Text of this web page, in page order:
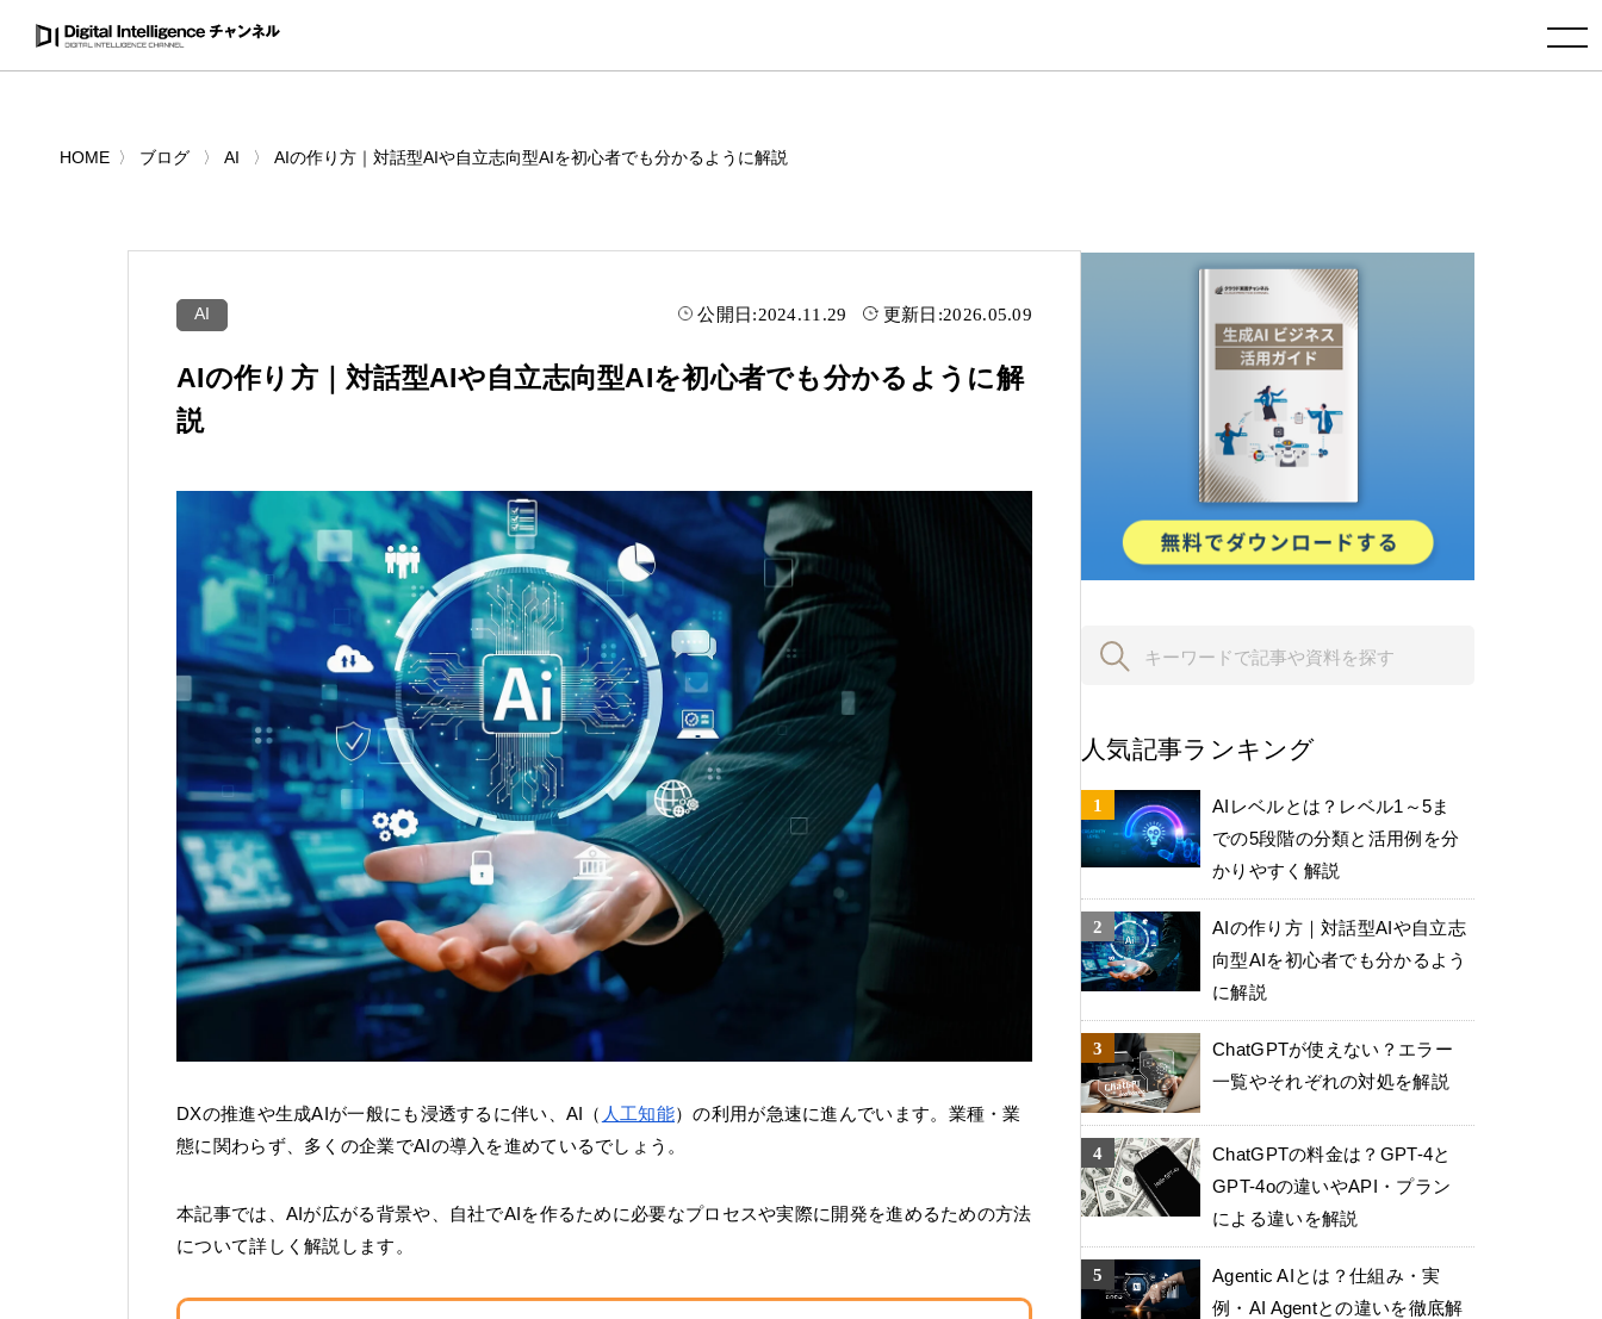
toggle navigation
HOME ブログ AI AIの作り方｜対話型AIや自立志向型AIを初心者でも分かるように解説
AI 公開日:2024.11.29 更新日:2026.05.09
AIの作り方｜対話型AIや自立志向型AIを初心者でも分かるように解
説
DXの推進や生成AIが一般にも浸透するに伴い、AI（ 人工知能）の利用が急速に進んでいます。業種・業
態に関わらず、多くの企業でAIの導入を進めているでしょう。
本記事では、AIが広がる背景や、自社でAIを作るために必要なプロセスや実際に開発を進めるための方法
について詳しく解説します。
人気記事ランキング
AIレベルとは？レベル1～5ま
での5段階の分類と活用例を分
かりやすく解説
AIの作り方｜対話型AIや自立志
向型AIを初心者でも分かるよう
に解説
ChatGPTが使えない？エラー
一覧やそれぞれの対処を解説
ChatGPTの料金は？GPT-4と
GPT-4oの違いやAPI・プラン
による違いを解説
Agentic AIとは？仕組み・実
例・AI Agentとの違いを徹底解